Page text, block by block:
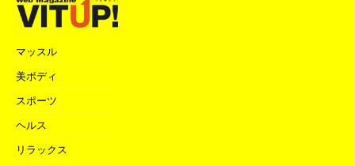
マッスル
美ボディ
スポーツ
ヘルス
リラックス